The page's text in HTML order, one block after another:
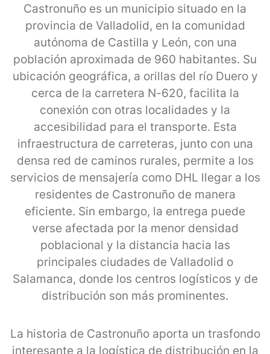
Castronuño es un municipio situado en la
provincia de Valladolid, en la comunidad
autónoma de Castilla y León, con una
población aproximada de 960 habitantes. Su
ubicación geográfica, a orillas del río Duero y
cerca de la carretera N-620, facilita la
conexión con otras localidades y la
accesibilidad para el transporte. Esta
infraestructura de carreteras, junto con una
densa red de caminos rurales, permite a los
servicios de mensajería como DHL llegar a los
residentes de Castronuño de manera
eficiente. Sin embargo, la entrega puede
verse afectada por la menor densidad
poblacional y la distancia hacia las
principales ciudades de Valladolid o
Salamanca, donde los centros logísticos y de
distribución son más prominentes.
La historia de Castronuño aporta un trasfondo
interesante a la logística de distribución en la